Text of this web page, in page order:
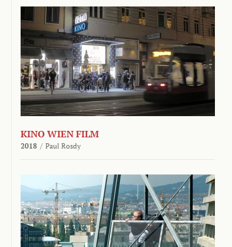
KINO WIEN FILM
2018 / Paul Rosdy